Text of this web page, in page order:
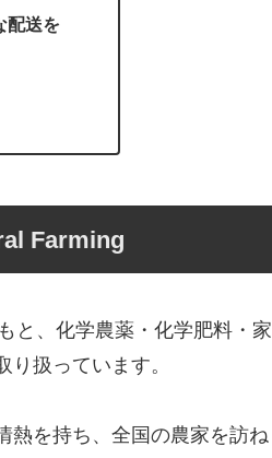
配送を
Farming
と、化学農薬・化学肥料・家
扱っています。
熱を持ち、全国の農家を訪ね